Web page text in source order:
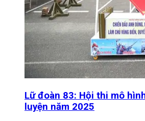
Lữ đoàn 83: Hội thi mô
luyện năm 2025